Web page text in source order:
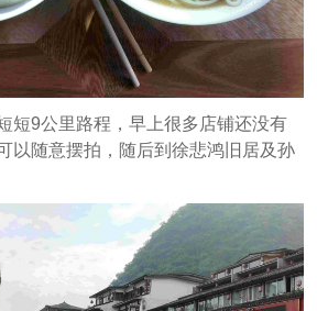
短9公里路程，早上很多店铺还没有
以随意摆拍，随后到徐悲鸿旧居及孙